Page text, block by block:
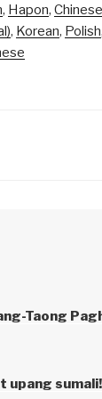
A
p
Hapon
Korean Polish
Taong
upang sumali!